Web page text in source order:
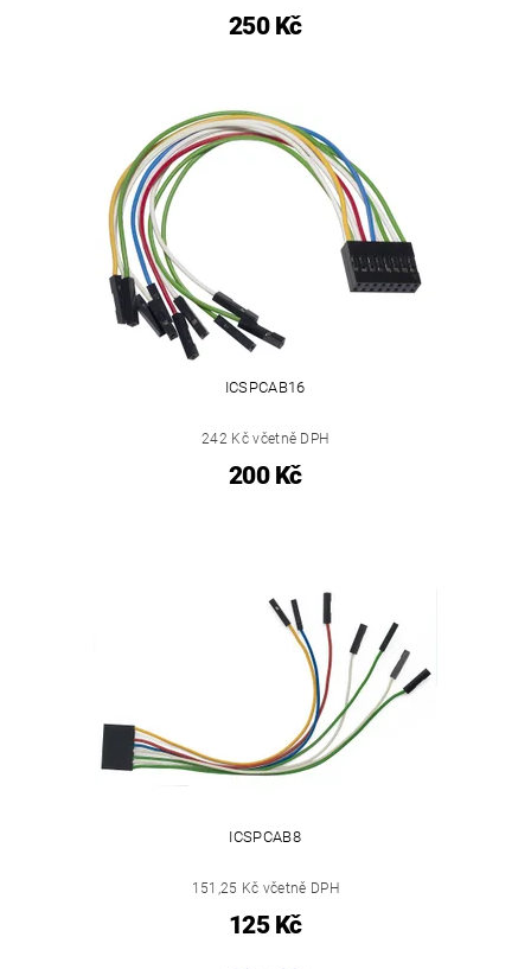
250 Kč
ICSPCAB16
242 Kč včetně DPH
200 Kč
ICSPCAB8
151,25 Kč včetně DPH
125 Kč